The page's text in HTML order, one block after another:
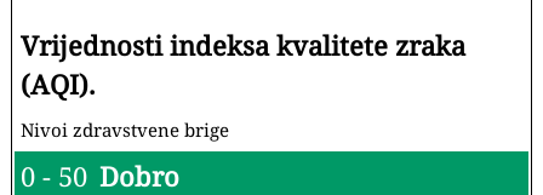
Vrijednosti indeksa kvalitete zraka
(AQI).
Nivoi zdravstvene brige
0 - 50 Dobro